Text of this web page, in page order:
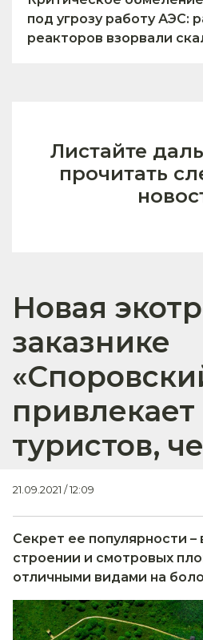
под угрозу работу АЭС:
реакторов взорвали
Листайте
прочитать
Новая
заказнике
туристов,
21.09.2021 / 12:09
Секрет ее популярности –
строении и смотровых
отличными видами на